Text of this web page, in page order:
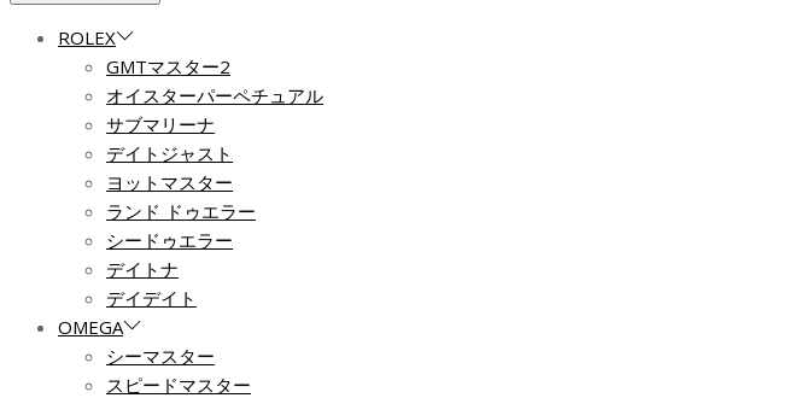
ROLEX
GMTマスター2
オイスターパーペチュアル
サブマリーナ
デイトジャスト
ヨットマスター
ランド ドゥエラー
シードゥエラー
デイトナ
デイデイト
OMEGA
シーマスター
スピードマスター